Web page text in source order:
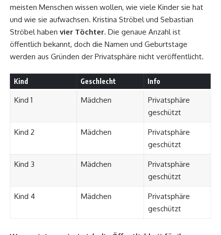
meisten Menschen wissen wollen, wie viele Kinder sie hat
und wie sie aufwachsen. Kristina Ströbel und Sebastian
Ströbel haben vier Töchter. Die genaue Anzahl ist
öffentlich bekannt, doch die Namen und Geburtstage
werden aus Gründen der Privatsphäre nicht veröffentlicht.
Kind Geschlecht Info
Kind 1 Mädchen
Privatsphäre
geschützt
Kind 2 Mädchen
Privatsphäre
geschützt
Kind 3 Mädchen
Privatsphäre
geschützt
Kind 4 Mädchen
Privatsphäre
geschützt